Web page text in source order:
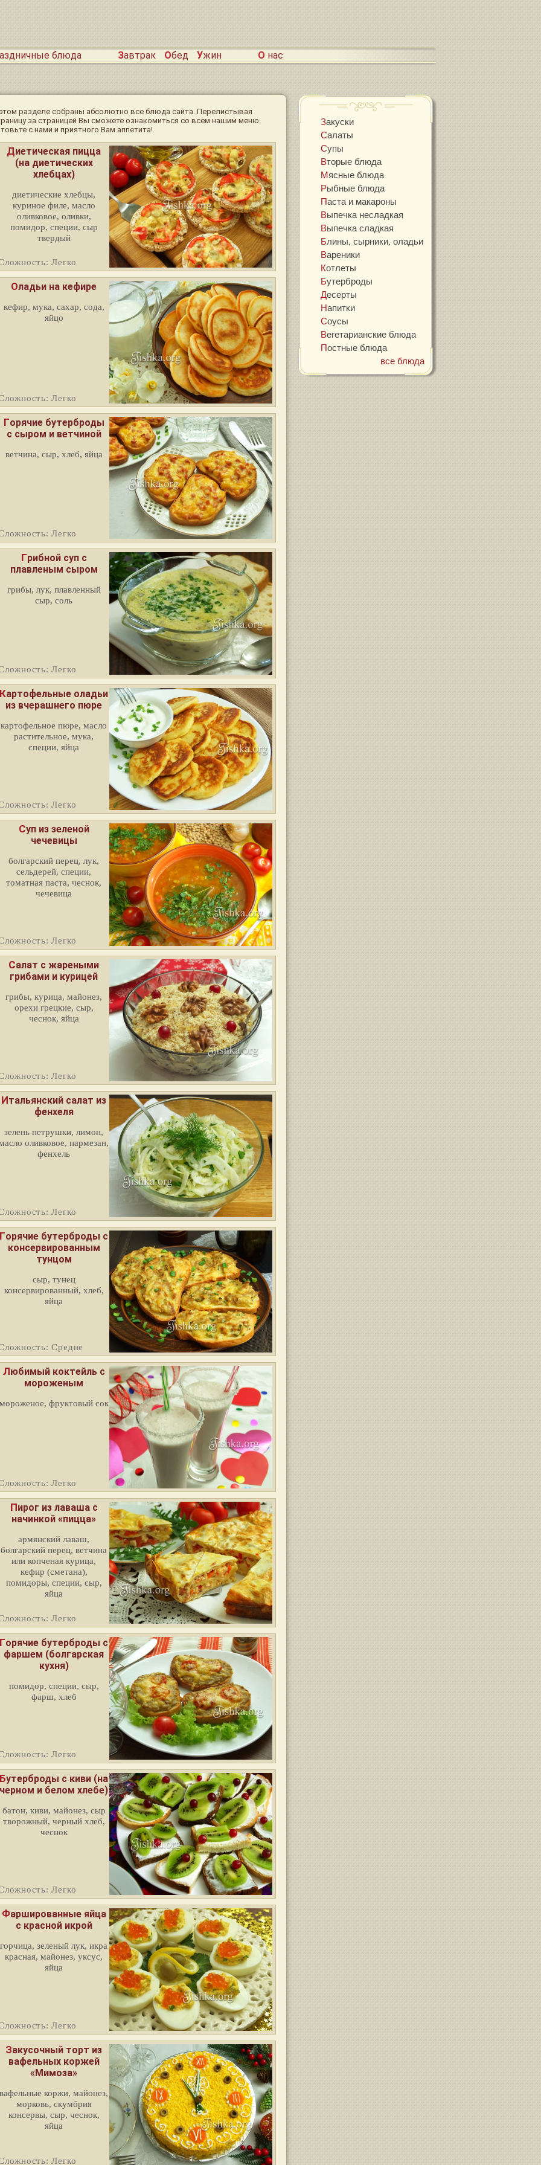
Завтрак Обед Ужин О нас
блюда
разделе собраны абсолютно все блюда сайта. Перелистывая
за страницей Вы сможете ознакомиться со всем нашим меню.
с нами и приятного Вам аппетита!
Диетическая пицца
(на диетических
хлебцах)
диетические хлебцы,
куриное филе, масло
оливковое, оливки,
помидор, специи, сыр
твердый
Легко
Оладьи на кефире
кефир, мука, сахар, сода,
яйцо
Легко
Горячие бутерброды
с сыром и ветчиной
ветчина, сыр, хлеб, яйца
Легко
Грибной суп с
плавленым сыром
грибы, лук, плавленный
сыр, соль
Легко
Картофельные оладьи
из вчерашнего пюре
картофельное пюре, масло
растительное, мука,
специи, яйца
Легко
Суп из зеленой
чечевицы
болгарский перец, лук,
сельдерей, специи,
томатная паста, чеснок,
чечевица
Легко
Салат с жареными
грибами и курицей
грибы, курица, майонез,
орехи грецкие, сыр,
чеснок, яйца
Легко
Итальянский салат из
фенхеля
зелень петрушки, лимон,
оливковое, пармезан,
фенхель
Легко
Горячие бутерброды с
консервированным
тунцом
сыр, тунец
консервированный, хлеб,
яйца
Средне
Любимый коктейль с
мороженым
фруктовый сок
Легко
Пирог из лаваша с
начинкой «пицца»
армянский лаваш,
болгарский перец, ветчина
или копченая курица,
кефир (сметана),
помидоры, специи, сыр,
яйца
Легко
Горячие бутерброды с
фаршем (болгарская
кухня)
помидор, специи, сыр,
фарш, хлеб
Легко
Бутерброды с киви (на
черном и белом хлебе)
батон, киви, майонез, сыр
творожный, черный хлеб,
чеснок
Легко
Фаршированные яйца
с красной икрой
горчица, зеленый лук, икра
красная, майонез, уксус,
яйца
Легко
Закусочный торт из
вафельных коржей
«Мимоза»
вафельные коржи, майонез,
морковь, скумбрия
консервы, сыр, чеснок,
яйца
Легко
Закуски
Салаты
Супы
Вторые блюда
Мясные блюда
Рыбные блюда
Паста и макароны
Выпечка несладкая
Выпечка сладкая
Блины, сырники, оладьи
Вареники
Котлеты
Бутерброды
Десерты
Напитки
Соусы
Вегетарианские блюда
Постные блюда
все блюда